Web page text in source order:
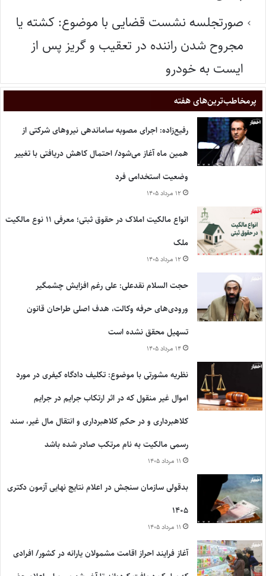
صورتجلسه نشست قضایی با موضوع: کشته یا
مجروح شدن راننده در تعقیب و گریز پس از
ایست به خودرو
پر‌مخاطب‌ترین‌های هفته
رفیع‌زاده: اجرای مصوبه ساماندهی نیروهای شرکتی از
همین ماه آغاز می‌شود/ احتمال کاهش دریافتی با تغییر
وضعیت استخدامی فرد
۱۲ مرداد ۱۴۰۵
انواع مالکیت املاک در حقوق ثبتی؛ معرفی ۱۱ نوع مالکیت
ملک
۱۲ مرداد ۱۴۰۵
حجت السلام نقدعلی: علی رغم افزایش چشمگیر
ورودی‌های حرفه وکالت، هدف اصلی طراحان قانون
تسهیل محقق نشده است
۱۴ مرداد ۱۴۰۵
نظریه مشورتی با موضوع: تکلیف دادگاه کیفری در مورد
اموال غیر منقول که در اثر ارتکاب جرایم در جرایم
کلاهبرداری و در حکم کلاهبرداری و انتقال مال غیر، سند
رسمی مالکیت به نام مرتکب صادر شده باشد
۱۱ مرداد ۱۴۰۵
بدقولی سازمان سنجش در اعلام نتایج نهایی آزمون دکتری
۱۴۰۵
۱۱ مرداد ۱۴۰۵
آغاز فرایند احراز اقامت مشمولان یارانه در کشور/ افرادی